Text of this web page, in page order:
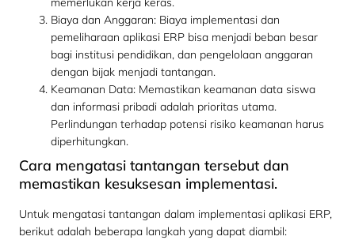
Biaya dan Anggaran: Biaya implementasi dan
pemeliharaan aplikasi ERP bisa menjadi beban besar
bagi institusi pendidikan, dan pengelolaan anggaran
dengan bijak menjadi tantangan.
Keamanan Data: Memastikan keamanan data siswa
dan informasi pribadi adalah prioritas utama.
Perlindungan terhadap potensi risiko keamanan harus
diperhitungkan.
Cara mengatasi tantangan tersebut dan
memastikan kesuksesan implementasi.
Untuk mengatasi tantangan dalam implementasi aplikasi ERP,
berikut adalah beberapa langkah yang dapat diambil: